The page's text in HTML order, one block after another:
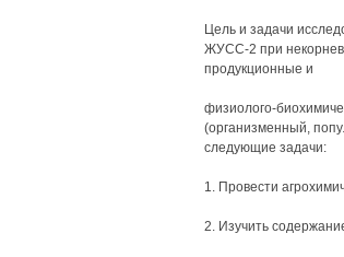
Цель и задачи
ЖУСС-2 при
продукционные и
физиолого-
(организменный,
следующие задачи:
1. Провести
2. Изучить